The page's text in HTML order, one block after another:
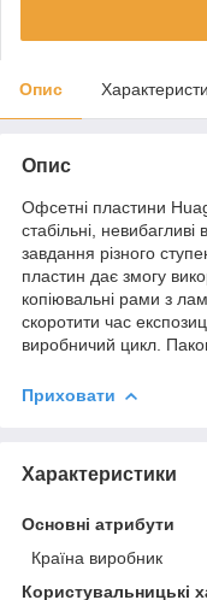
Опис
Опис
Офсетні пластини
стабільні, невибагливі
завдання різного
пластин дає змогу
копіювальні рами з
скоротити час
виробничий цикл.
Приховати
Характеристики
Основні атрибути
Країна виробник
Користувальницькі